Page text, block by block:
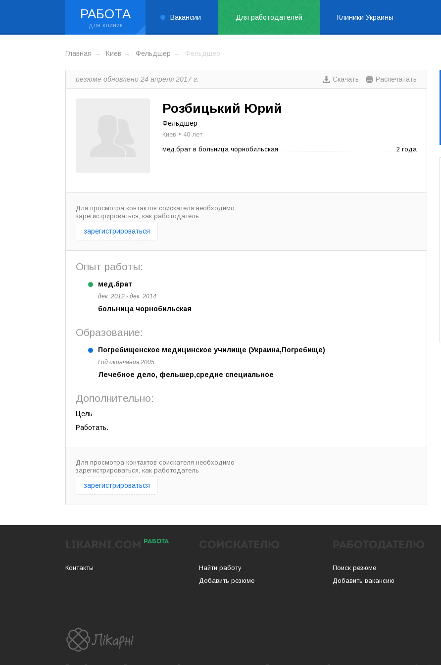
РАБОТА Вакансии Для работодателей Клиники Украины
Главная Киев Фельдшер Фельдшер
резюме обновлено 24 апреля 2017 г. Скачать Распечатать
Розбицький Юрий
Фельдшер
Киев • 40 лет
мед.брат в больница чорнобильская
2 года
Для просмотра контактов соискателя необходимо
зарегистрироваться, как работодатель
зарегистрироваться
Опыт работы:
мед.брат
дек. 2012 - дек. 2014
больница чорнобильская
Образование:
Погребищенское медицинское училище (Украина,Погребище)
Год окончания 2005
Лечебное дело, фельшер,средне специальное
Дополнительно:
Цель
Работать.
Для просмотра контактов соискателя необходимо
зарегистрироваться, как работодатель
зарегистрироваться
РАБОТА
Контакты
Найти работу
Добавить резюме
Поиск резюме
Добавить вакансию